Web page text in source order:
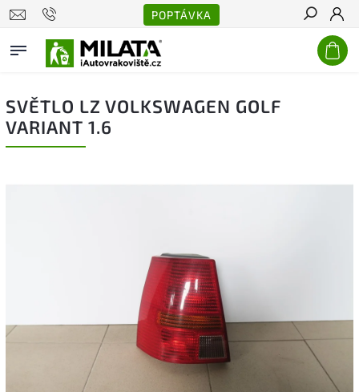
POPTÁVKA
Hledat
SVĚTLO LZ VOLKSWAGEN GOLF
VARIANT 1.6